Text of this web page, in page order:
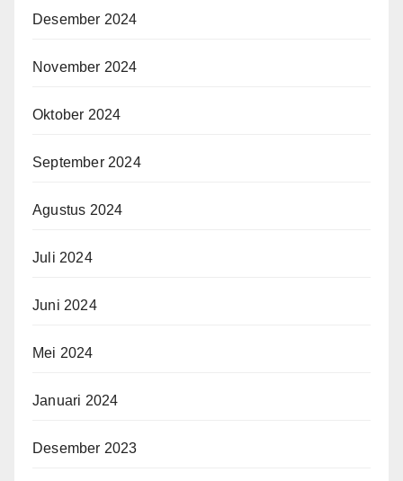
Desember 2024
November 2024
Oktober 2024
September 2024
Agustus 2024
Juli 2024
Juni 2024
Mei 2024
Januari 2024
Desember 2023